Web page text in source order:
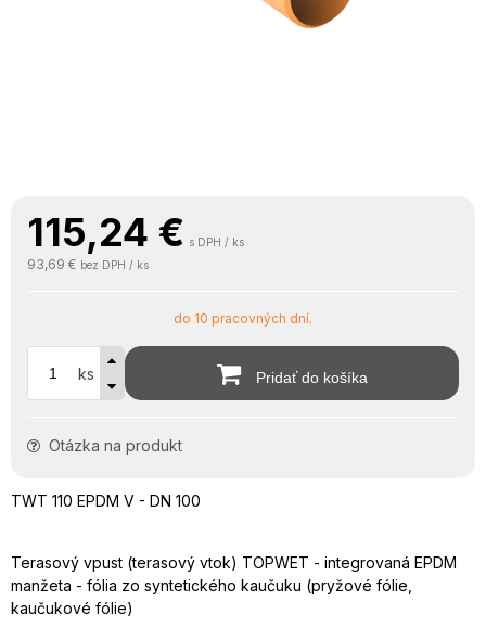
115,24 € s DPH / ks
93,69 € bez DPH / ks
do 10 pracovných dní.
ks Pridať do košíka
Otázka na produkt
TWT 110 EPDM V - DN 100
Terasový vpust (terasový vtok) TOPWET - integrovaná EPDM
manžeta - fólia zo syntetického kaučuku (pryžové fólie,
kaučukové fólie)